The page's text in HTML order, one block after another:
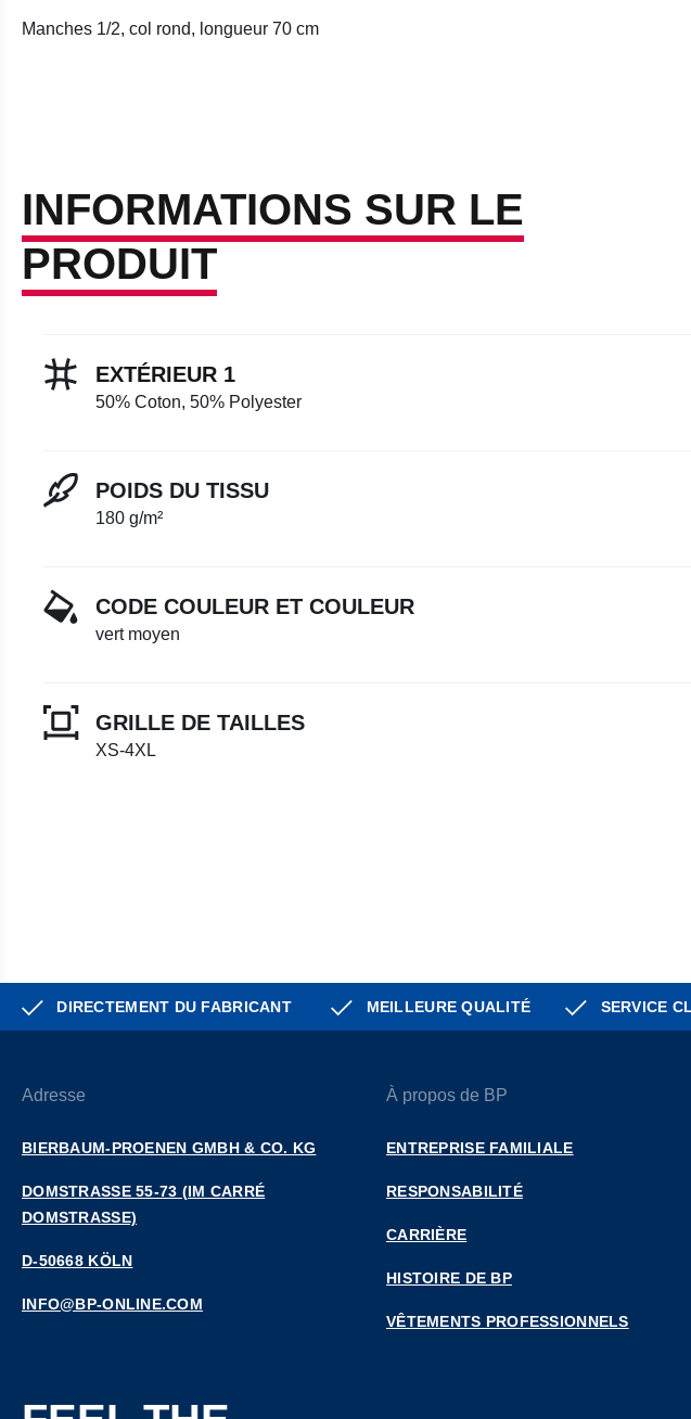
Manches 1/2, col rond, longueur 70 cm
INFORMATIONS SUR LE
PRODUIT
EXTÉRIEUR 1
50% Coton, 50% Polyester
POIDS DU TISSU
180 g/m²
CODE COULEUR ET COULEUR
vert moyen
GRILLE DE TAILLES
XS-4XL
DIRECTEMENT DU FABRICANT MEILLEURE QUALITÉ SERVICE
Adresse
BIERBAUM-PROENEN GMBH & CO. KG
DOMSTRASSE 55-73 (IM CARRÉ D
OMSTRASSE)
D-50668 KÖLN
INFO@BP-ONLINE.COM
À propos de BP
ENTREPRISE FAMILIALE
RESPONSABILITÉ
CARRIÈRE
HISTOIRE DE BP
VÊTEMENTS PROFESSIONNELS